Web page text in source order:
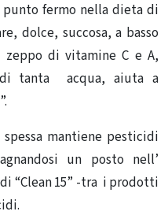
punto fermo nella dieta di
dolce, succosa, a basso
di vitamine C e A,
di tanta acqua, aiuta a
mantiene pesticidi
un posto nell’
“Clean 15” -tra i prodotti